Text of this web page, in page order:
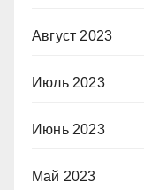
Август 2023
Июль 2023
Июнь 2023
Май 2023